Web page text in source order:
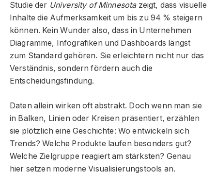
Studie der University of Minnesotazeigt, dass visuelle
Inhalte die Aufmerksamkeit um bis zu 94 % steigern
können. Kein Wunder also, dass in Unternehmen
Diagramme, Infografiken und Dashboards längst
zum Standard gehören. Sie erleichtern nicht nur das
Verständnis, sondern fördern auch die
Entscheidungsfindung.
Daten allein wirken oft abstrakt. Doch wenn man sie
in Balken, Linien oder Kreisen präsentiert, erzählen
sie plötzlich eine Geschichte: Wo entwickeln sich
Trends? Welche Produkte laufen besonders gut?
Welche Zielgruppe reagiert am stärksten? Genau
hier setzen moderne Visualisierungstools an.